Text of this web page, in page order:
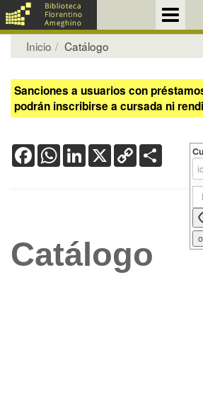
Inicio Catálogo
Sanciones a usuarios con
podrán inscribirse a cursada ni
FacebookWhatsApp
LinkedIn
X Copy
Link
Catálogo